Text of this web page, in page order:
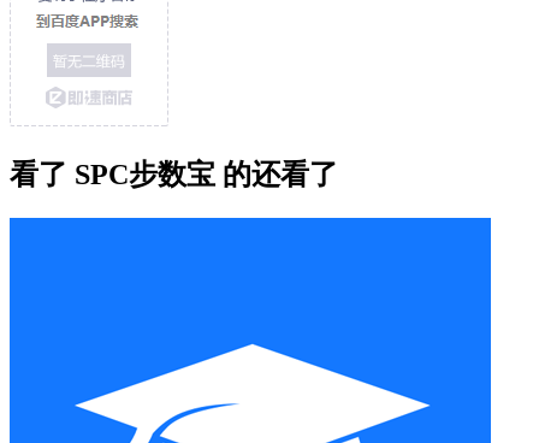
看了 SPC步数宝 的还看了